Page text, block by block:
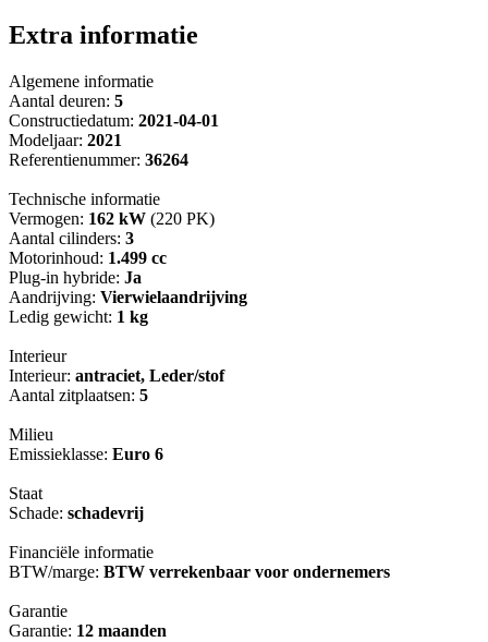
Extra informatie
Algemene informatie
Aantal deuren: 5
Constructiedatum: 2021-04-01
Modeljaar: 2021
Referentienummer: 36264
Technische informatie
Vermogen: 162 kW (220 PK)
Aantal cilinders: 3
Motorinhoud: 1.499 cc
Plug-in hybride: Ja
Aandrijving: Vierwielaandrijving
Ledig gewicht: 1 kg
Interieur
Interieur: antraciet, Leder/stof
Aantal zitplaatsen: 5
Milieu
Emissieklasse: Euro 6
Staat
Schade: schadevrij
Financiële informatie
BTW/marge: BTW verrekenbaar voor ondernemers
Garantie
Garantie: 12 maanden